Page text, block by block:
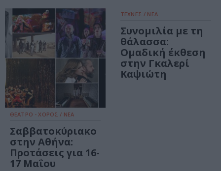
ΘΕΑΤΡΟ - ΧΟΡΟΣ / ΝΕΑ
Σαββατοκύριακο
στην Αθήνα:
Προτάσεις για 16-
17 Μαΐου
ΤΕΧΝΕΣ / ΝΕΑ
Συνομιλία με τη
θάλασσα:
Ομαδική έκθεση
στην Γκαλερί
Καψιώτη